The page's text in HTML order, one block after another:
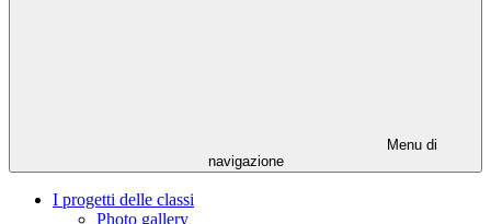
Menu di
navigazione
I progetti delle classi
Photo gallery